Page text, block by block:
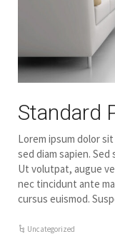
Standard
Lorem ipsum dolor
sed diam sapien.
Ut volutpat, augue
nec tincidunt ante
cursus euismod.
Uncategorized